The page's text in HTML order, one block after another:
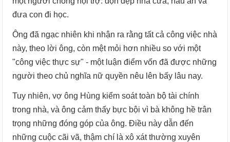
đưa con đi học.
Ông đã ngạc nhiên khi nhận ra rằng tất cả công việc nhà
này, theo lời ông, còn mệt mỏi hơn nhiều so với một
"công việc thực sự" - một luận điểm vốn đã được những
người theo chủ nghĩa nữ quyền nêu lên bấy lâu nay.
Tuy nhiên, vợ ông Hùng kiểm soát toàn bộ tài chính
trong nhà, và ông cảm thấy bực bội vì bà không hề trân
trọng những đóng góp của ông. Điều này dẫn đến
những cuộc cãi vã, thậm chí là xô xát thường xuyên